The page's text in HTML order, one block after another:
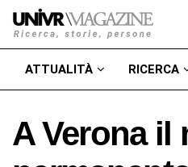
ATTUALITÀ RICERCA
A Verona il